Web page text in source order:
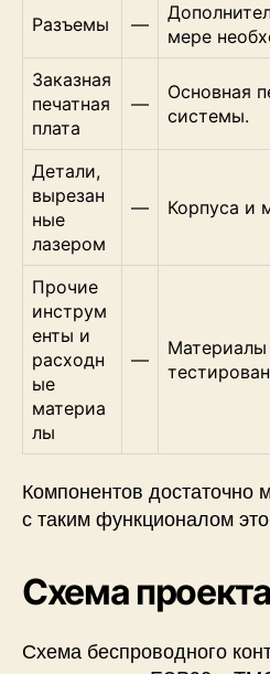
Разъемы —
мере
Заказная
печатная
плата
—
Основная
системы.
Детали,
вырезан
ные
лазером
— Корпуса и
Прочие
инструм
енты и
расходн
ые
материа
лы
—
Компонентов достаточно
с таким функционалом
Схема проекта
Схема беспроводного